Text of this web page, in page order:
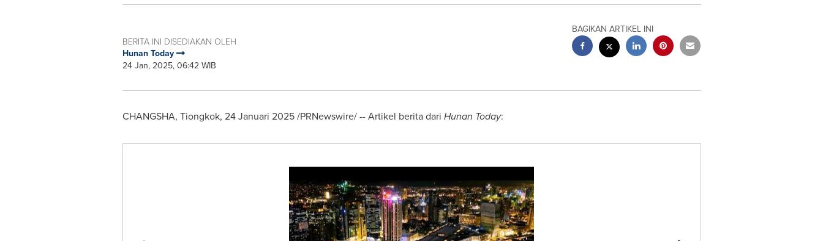
BERITA INI DISEDIAKAN OLEH
Hunan Today
24 Jan, 2025, 06:42 WIB
BAGIKAN ARTIKEL INI
CHANGSHA, Tiongkok, 24 Januari 2025/PRNewswire/ -- Artikel berita dari Hunan Today: